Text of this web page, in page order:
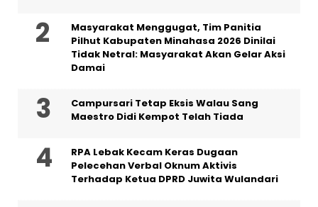
Masyarakat Menggugat, Tim Panitia
Pilhut Kabupaten Minahasa 2026 Dinilai
Tidak Netral: Masyarakat Akan Gelar Aksi
Damai
Campursari Tetap Eksis Walau Sang
Maestro Didi Kempot Telah Tiada
RPA Lebak Kecam Keras Dugaan
Pelecehan Verbal Oknum Aktivis
Terhadap Ketua DPRD Juwita Wulandari